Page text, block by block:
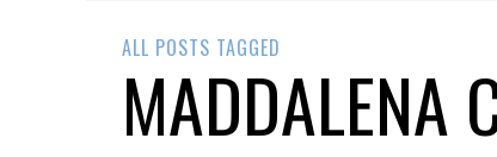
ALL POSTS TAGGED
MADDALENA